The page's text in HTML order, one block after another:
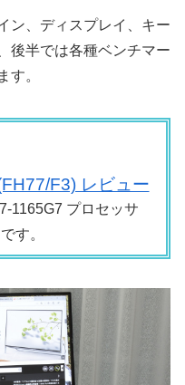
ン、ディスプレイ、キー
後半では各種ベンチマー
す。
F3) レビュー
1165G7 プロセッサ
す。